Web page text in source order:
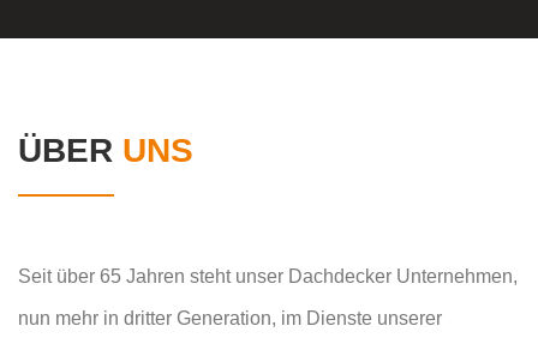
ÜBER UNS
Seit über 65 Jahren steht unser Dachdecker Unternehmen,
nun mehr in dritter Generation, im Dienste unserer